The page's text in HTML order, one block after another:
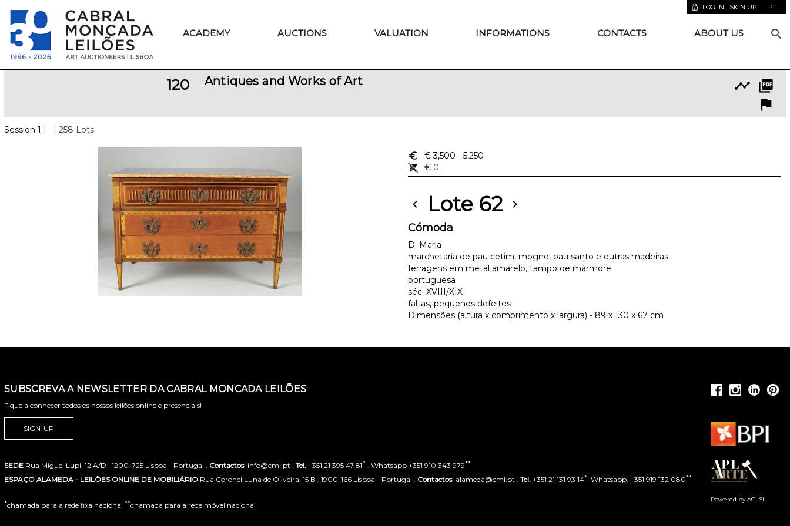
lock_open LOG IN | SIGN UP PT
ACADEMY AUCTIONS VALUATION INFORMATIONS CONTACTS ABOUT US search
120 Antiques and Works of Art picture_as_pdf
timeline
flag
Session 1 | | 258 Lots
euro_symbol € 3,500 - 5,250
remove_shopping_cart
€ 0
chevron_left Lote 62 chevron_right
Cómoda
D. Maria
marchetaria de pau cetim, mogno, pau santo e outras madeiras
ferragens em metal amarelo, tampo de mármore
portuguesa
séc. XVIII/XIX
faltas, pequenos defeitos
Dimensões (altura x comprimento x largura) - 89 x 130 x 67 cm
SUBSCREVA A NEWSLETTER DA CABRAL MONCADA LEILÕES
Fique a conhecer todos os nossos leilões online e presenciais!
SIGN-UP
SEDE Rua Miguel Lupi, 12 A/D . 1200-725 Lisboa - Portugal . Contactos: info@cml.pt . Tel. +351 21 395 47 81* . Whatsapp +351 910 343 979**
ESPAÇO ALAMEDA - LEILÕES ONLINE DE MOBILIÁRIO Rua Coronel Luna de Oliveira, 15 B . 1900-166 Lisboa - Portugal . Contactos: alameda@cml.pt . Tel. +351 21 131 93 14* . Whatsapp. +351 919 132 080**
*chamada para a rede fixa nacional **chamada para a rede móvel nacional
Powered by ACLSI